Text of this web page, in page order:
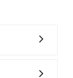
小時